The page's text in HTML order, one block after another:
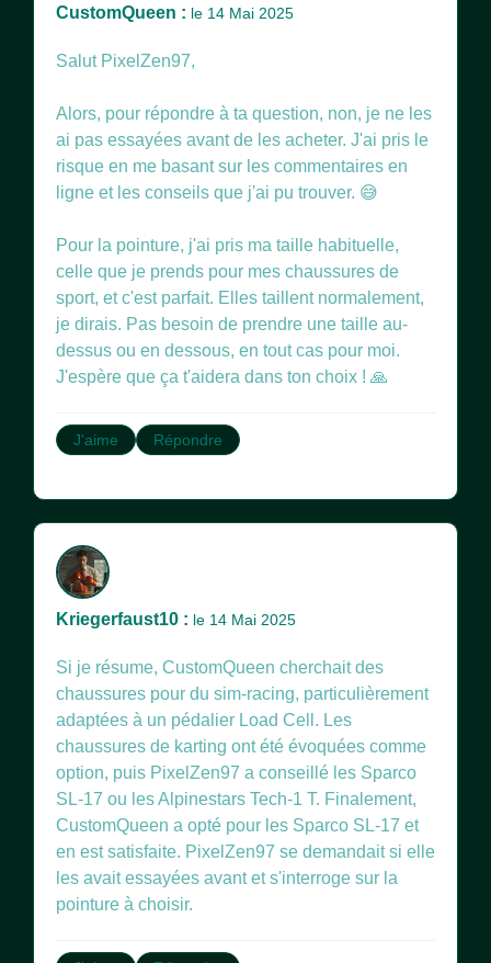
CustomQueen : le 14 Mai 2025
Salut PixelZen97,
Alors, pour répondre à ta question, non, je ne les
ai pas essayées avant de les acheter. J'ai pris le
risque en me basant sur les commentaires en
ligne et les conseils que j'ai pu trouver. 😅
Pour la pointure, j'ai pris ma taille habituelle,
celle que je prends pour mes chaussures de
sport, et c'est parfait. Elles taillent normalement,
je dirais. Pas besoin de prendre une taille au-
dessus ou en dessous, en tout cas pour moi.
J'espère que ça t'aidera dans ton choix ! 🙏
J'aime Répondre
Kriegerfaust10 : le 14 Mai 2025
Si je résume, CustomQueen cherchait des
chaussures pour du sim-racing, particulièrement
adaptées à un pédalier Load Cell. Les
chaussures de karting ont été évoquées comme
option, puis PixelZen97 a conseillé les Sparco
SL-17 ou les Alpinestars Tech-1 T. Finalement,
CustomQueen a opté pour les Sparco SL-17 et
en est satisfaite. PixelZen97 se demandait si elle
les avait essayées avant et s'interroge sur la
pointure à choisir.